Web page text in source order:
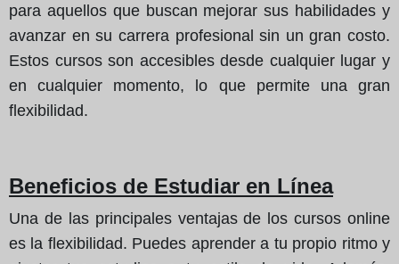
para aquellos que buscan mejorar sus habilidades y
avanzar en su carrera profesional sin un gran costo.
Estos cursos son accesibles desde cualquier lugar y
en cualquier momento, lo que permite una gran
flexibilidad.
Beneficios de Estudiar en Línea
Una de las principales ventajas de los cursos online
es la flexibilidad. Puedes aprender a tu propio ritmo y